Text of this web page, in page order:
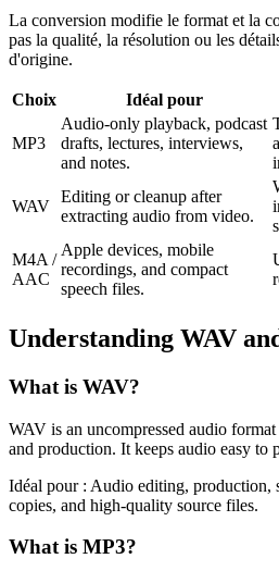
La conversion modifie le format et la
pas la qualité, la résolution ou les
d'origine.
Choix Idéal pour
MP3
Audio-only playback, podcast
drafts, lectures, interviews,
and notes.
WAV
Editing or cleanup after
extracting audio from video.
M4A /
AAC
Apple devices, mobile
recordings, and compact
speech files.
Understanding WAV
What is WAV?
WAV is an uncompressed audio
and production. It keeps audio easy to
Idéal pour : Audio editing, production,
copies, and high-quality source files.
What is MP3?